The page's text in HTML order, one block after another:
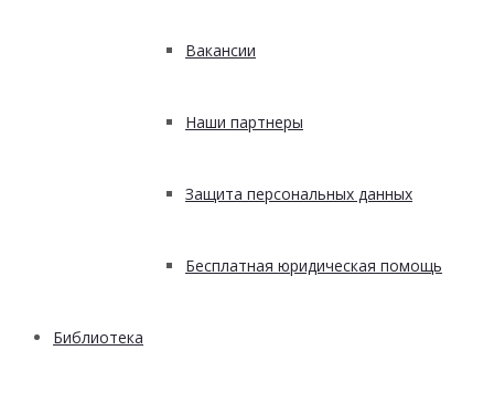
Вакансии
Наши партнеры
Защита персональных данных
Бесплатная юридическая помощь
Библиотека